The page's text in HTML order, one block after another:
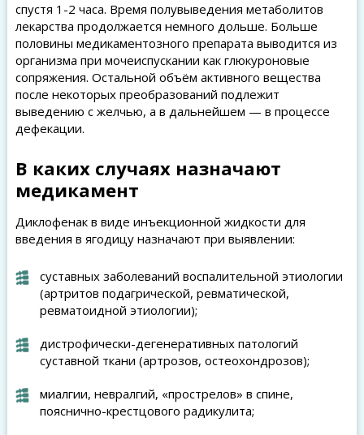
спустя 1-2 часа. Время полувыведения метаболитов
лекарства продолжается немного дольше. Больше
половины медикаментозного препарата выводится из
организма при мочеиспускании как глюкуроновые
сопряжения. Остальной объём активного вещества
после некоторых преобразований подлежит
выведению с желчью, а в дальнейшем — в процессе
дефекации.
В каких случаях назначают
медикамент
Диклофенак в виде инъекционной жидкости для
введения в ягодицу назначают при выявлении:
суставных заболеваний воспалительной этиологии
(артритов подагрической, ревматической,
ревматоидной этиологии);
дистрофически-дегенеративных патологий
суставной ткани (артрозов, остеохондрозов);
миалгии, невралгий, «прострелов» в спине,
пояснично-крестцового радикулита;